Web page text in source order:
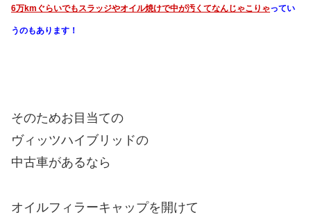
6万kmぐらいでもスラッジやオイル焼けで中が汚くてなんじゃこりゃってい
うのもあります！
そのためお目当ての
ヴィッツハイブリッドの
中古車があるなら
オイルフィラーキャップを開けて